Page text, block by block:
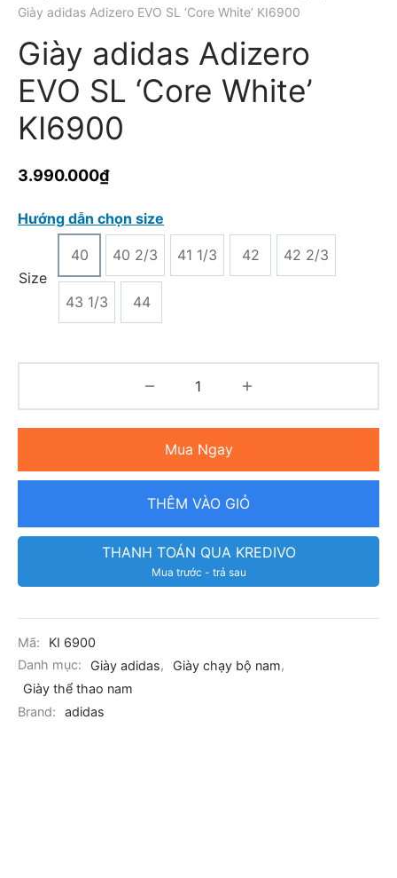
Giày adidas Adizero EVO SL ‘Core White’ KI6900
Giày adidas Adizero
EVO SL ‘Core White’
KI6900
3.990.000₫
Hướng dẫn chọn size
Size
40 40 2/3 41 1/3 42 42 2/3
43 1/3 44
Mua Ngay
THÊM VÀO GIỎ
THANH TOÁN QUA KREDIVO
Mua trước - trả sau
Mã:
KI 6900
Danh mục:
Giày adidas, Giày chạy bộ nam,
Giày thể thao nam
Brand:
adidas